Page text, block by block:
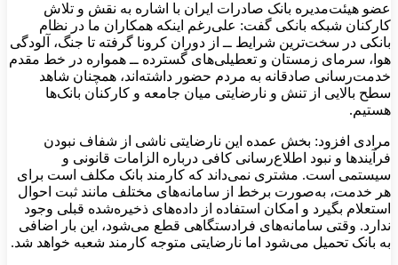
عضو هیئت‌مدیره بانک صادرات ایران با اشاره به نقش و تلاش
کارکنان شبکه بانکی گفت: علی‌رغم اینکه همکاران ما در نظام
بانکی در سخت‌ترین شرایط ــ از دوران کرونا گرفته تا جنگ، آلودگی
هوا، سرمای زمستان و تعطیلی‌های گسترده ــ همواره در خط مقدم
خدمت‌رسانی صادقانه به مردم حضور داشته‌اند، همچنان شاهد
سطح بالایی از تنش و نارضایتی میان جامعه و کارکنان بانک‌ها
هستیم.
مرادی افزود: بخش عمده این نارضایتی ناشی از شفاف نبودن
فرآیندها و نبود اطلاع‌رسانی کافی درباره الزامات قانونی و
سیستمی است. مشتری نمی‌داند که کارمند بانک مکلف است برای
هر خدمت، به‌صورت برخط از سامانه‌های مختلف مانند ثبت احوال
استعلام بگیرد و امکان استفاده از داده‌های ذخیره‌شده قبلی وجود
ندارد. وقتی سامانه‌های فرادستگاهی قطع می‌شود، این بار اضافی
به بانک تحمیل می‌شود اما نارضایتی متوجه کارمند شعبه خواهد شد.